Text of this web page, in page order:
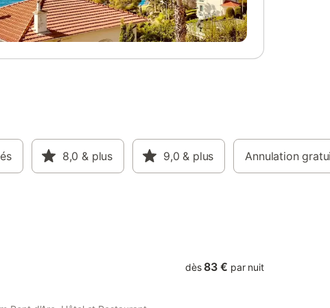
de 6
plein
un
avec
font le
touristique
familiales
font le
8,0 & plus 9,0 & plus Annulation
dès 83 € par nuit